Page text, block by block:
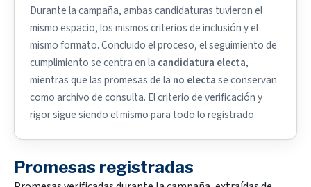
Durante la campaña, ambas candidaturas tuvieron el
mismo espacio, los mismos criterios de inclusión y el
mismo formato. Concluido el proceso, el seguimiento de
cumplimiento se centra en la candidatura electa,
mientras que las promesas de la no electase conservan
como archivo de consulta. El criterio de verificación y
rigor sigue siendo el mismo para todo lo registrado.
Promesas registradas